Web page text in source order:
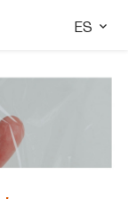
ES